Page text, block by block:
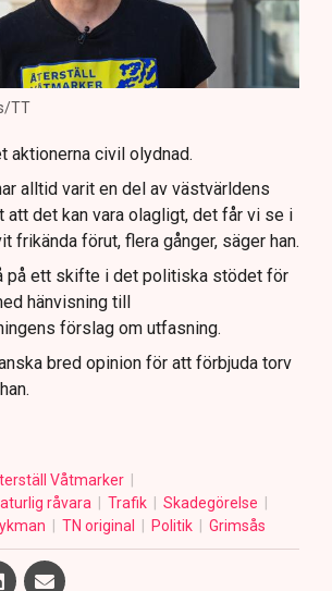
TT
aktionerna civil olydnad.
alltid varit en del av västvärldens
att det kan vara olagligt, det får vi se i
frikända förut, flera gånger, säger han.
på ett skifte i det politiska stödet för
hänvisning till
förslag om utfasning.
bred opinion för att förbjuda torv
Våtmarker
råvara
Trafik
Skadegörelse
TN original Politik Grimsås